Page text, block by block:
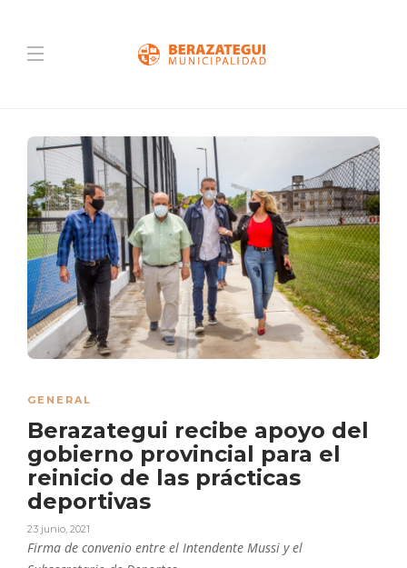
GENERAL
Berazategui recibe apoyo del
gobierno provincial para el
reinicio de las prácticas
deportivas
23 junio, 2021
Firma de convenio entre el Intendente Mussi y el